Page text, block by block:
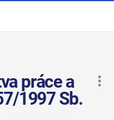
práce a
1997 Sb.